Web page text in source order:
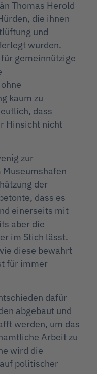
Thomas Herold
die ihnen
und
wurden.
gemeinnützige
kaum zu
dass
Hinsicht nicht
zur
der
dass es
einerseits mit
aber die
im Stich lässt.
diese bewahrt
für immer
dafür
abgebaut und
werden, um das
Arbeit zu
wird die
politischer